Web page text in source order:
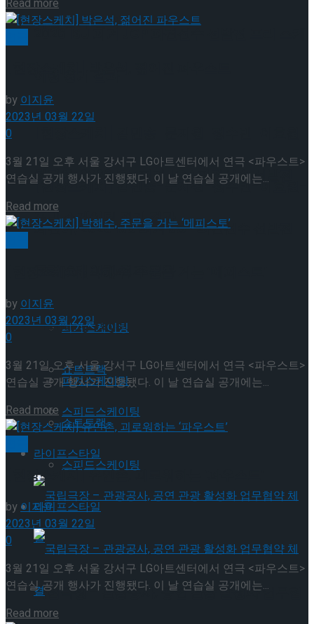
이팅 경기 결과
최진아, 2026 ISU 피겨 JGP 파견선수 선발전
프리 스케이팅 경기 결과
피겨스케이팅
쇼트트랙
스피드스케이팅
라이프스타일
국립극장 – 관광공사, 공연 관광 활성화 업무협
[현장스케치] 김민송-문지원-정수빈-이효원-
최진아, 2026 ISU 피겨 JGP 파견선수 선발전
Trending Tags
피겨스케이팅
쇼트트랙
스피드스케이팅
라이프스타일
by이지윤
2023년 03월 22일
0
3월 21일 오후 서울 강서구 LG아트센터에서 연극 <파우스트>
연습실 공개 행사가 진행됐다. 이 날 연습실 공개에는...
Read more
by 이지윤
2023년 03월 22일
0
3월 21일 오후 서울 강서구 LG아트센터에서 연극 <파우스트>
연습실 공개 행사가 진행됐다. 이 날 연습실 공개에는...
Read more Details
[현장스케치] 유인촌, 괴로워하는 ‘파우스트’
by이지윤
2023년 03월 22일
0
3월 21일 오후 서울 강서구 LG아트센터에서 연극 <파우스트>
연습실 공개 행사가 진행됐다. 이 날 연습실 공개에는...
Read more